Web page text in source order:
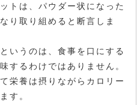
トは、パウダー状になった
り取り組めると断言しま
いうのは、食事を口にする
するわけではありません。
栄養は摂りながらカロリー
す。